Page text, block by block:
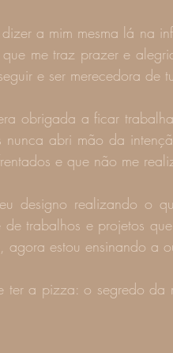
dizer a mim mesma lá na
me traz prazer e
e ser merecedora de
nunca abri mão da
e que não me
de trabalhos e projetos
agora estou ensinando a
a pizza: o segredo da